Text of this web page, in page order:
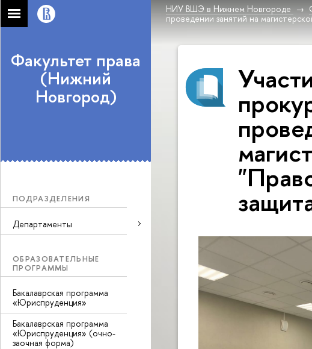
НИУ ВШЭ в Нижнем Новгороде
проведении занятий на
Факультет права
(Нижний
Новгород)
ПОДРАЗДЕЛЕНИЯ
Департаменты
ОБРАЗОВАТЕЛЬНЫЕ
ПРОГРАММЫ
Бакалаврская программа
«Юриспруденция»
Бакалаврская программа
«Юриспруденция» (очно-
заочная форма)